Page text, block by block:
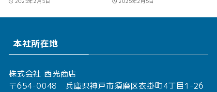
本社所在地
株式会社 西光商店
〒654-0048 兵庫県神戸市須磨区衣掛町4丁目1-26